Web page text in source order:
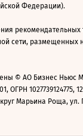
Федерации).
рекомендательных
сети, размещенных
© АО Бизнес Ньюс
ОГРН 1027739124775,
Марьина Роща, ул.